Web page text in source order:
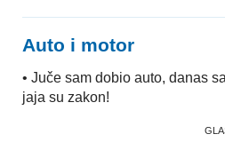
Auto i motor
• Juče sam dobio auto, danas
jaja su zakon!